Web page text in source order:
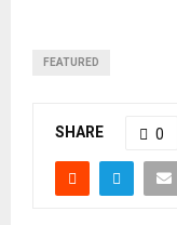
FEATURED
SHARE 0